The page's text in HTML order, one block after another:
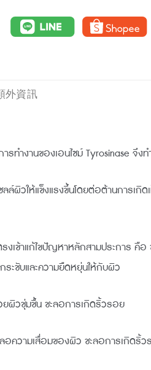
量
外資訊
ทำงานของเอนไซม์ Tyrosinase จึงท
ผิวให้แข็งแรงขึ้นโดยต่อต้านการเ
ข้าแก้ไขปัญหาหลักสามประการ คือ
ระชับและความยืดหยุ่นให้กับผิว
ยผิวชุ่มชื้น ชะลอการเกิดริ้วรอย
ความเสื่อมของผิว ชะลอการเกิด